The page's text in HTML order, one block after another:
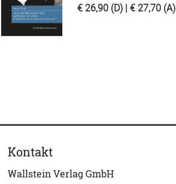
€ 26,90 (D) | € 27,70 (A)
Kontakt
Wallstein Verlag GmbH